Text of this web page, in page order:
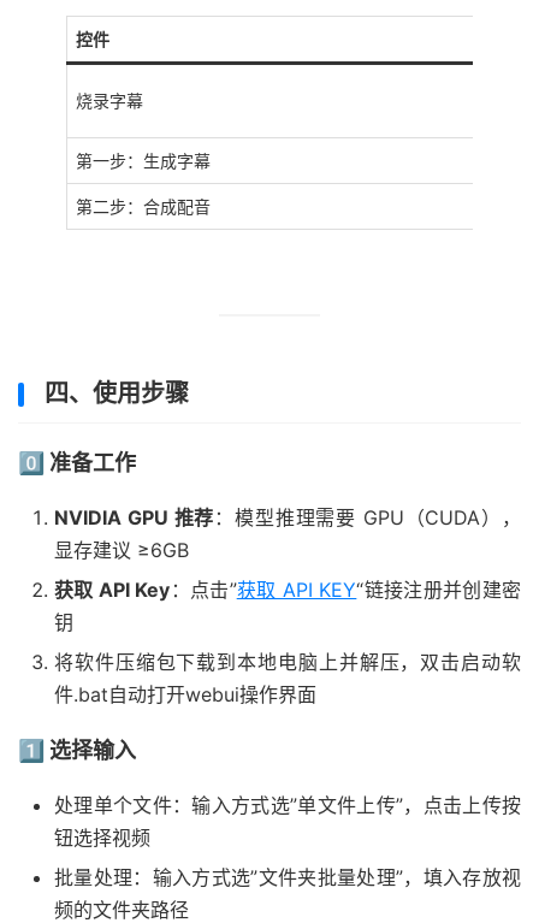
控件
烧录字幕
第一步：生成字幕
第二步：合成配音
四、使用步骤
0️⃣ 准备工作
NVIDIA GPU 推荐 ：模型推理需要 GPU（CUDA），
显存建议 ≥6GB
获取 API Key ：点击”获取 API KEY“链接注册并创建密
钥
将软件压缩包下载到本地电脑上并解压，双击启动软
件.bat自动打开webui操作界面
1️⃣ 选择输入
处理单个文件：输入方式选”单文件上传”，点击上传按
钮选择视频
批量处理：输入方式选”文件夹批量处理”，填入存放视
频的文件夹路径